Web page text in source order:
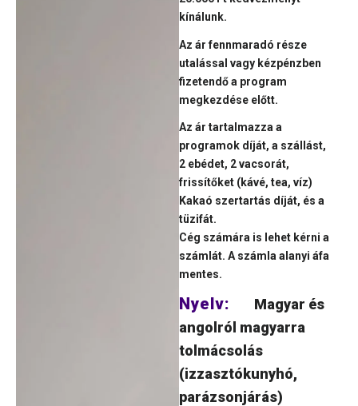
kínálunk.
Az ár fennmaradó része
utalással vagy kézpénzben
fizetendő a program
megkezdése előtt.
Az ár tartalmazza a
programok díját, a szállást,
2 ebédet, 2 vacsorát,
frissítőket (kávé, tea, víz)
Kakaó szertartás díját, és a
tüzifát.
Cég számára is lehet kérni a
számlát. A számla alanyi áfa
mentes.
Nyelv:
Magyar és
angolról magyarra
tolmácsolás
(izzasztókunyhó,
parázsonjárás)